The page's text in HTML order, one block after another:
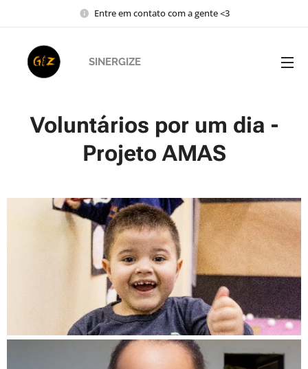
Entre em contato com a gente <3
SINERGIZE
Voluntários por um dia -
Projeto AMAS